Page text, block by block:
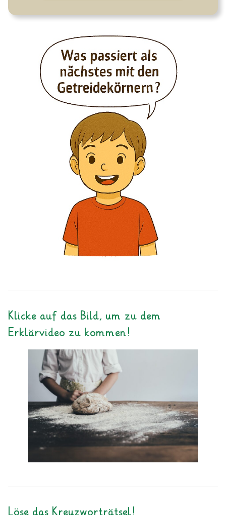
Klicke auf das Bild, um zu dem
Erklärvideo zu kommen!
Löse das Kreuzworträtsel!